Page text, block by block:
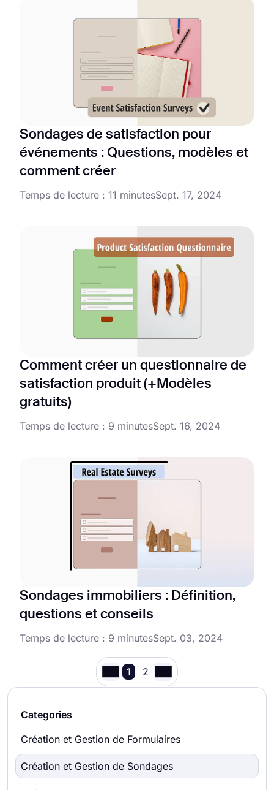
Sondages de satisfaction pour
événements : Questions, modèles et
comment créer
Temps de lecture : 11 minutesSept. 17, 2024
Comment créer un questionnaire de
satisfaction produit (+Modèles
gratuits)
Temps de lecture : 9 minutesSept. 16, 2024
Sondages immobiliers : Définition,
questions et conseils
Temps de lecture : 9 minutesSept. 03, 2024
1 2
Categories
Création et Gestion de Formulaires
Création et Gestion de Sondages